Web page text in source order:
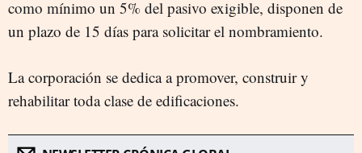
como mínimo un 5% del pasivo exigible, disponen de
un plazo de 15 días para solicitar el nombramiento.
La corporación se dedica a promover, construir y
rehabilitar toda clase de edificaciones.